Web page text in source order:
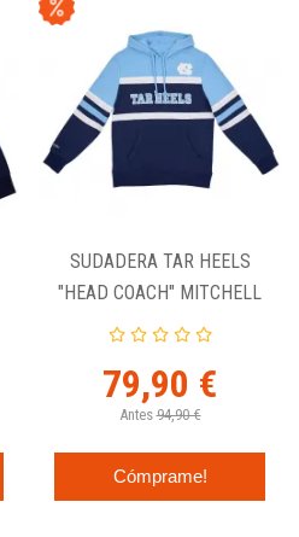
SUDADERA TAR HEELS
"HEAD COACH" MITCHELL
AND NESS
79,90 €
Antes 94,90 €
Cómprame!